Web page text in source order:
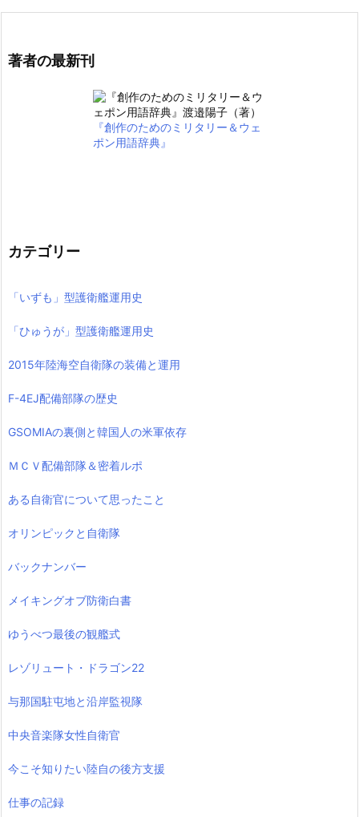
著者の最新刊
『創作のためのミリタリー＆ウェ
ポン用語辞典』
カテゴリー
「いずも」型護衛艦運用史
「ひゅうが」型護衛艦運用史
2015年陸海空自衛隊の装備と運用
F-4EJ配備部隊の歴史
GSOMIAの裏側と韓国人の米軍依存
ＭＣＶ配備部隊＆密着ルポ
ある自衛官について思ったこと
オリンピックと自衛隊
バックナンバー
メイキングオブ防衛白書
ゆうべつ最後の観艦式
レゾリュート・ドラゴン22
与那国駐屯地と沿岸監視隊
中央音楽隊女性自衛官
今こそ知りたい陸自の後方支援
仕事の記録